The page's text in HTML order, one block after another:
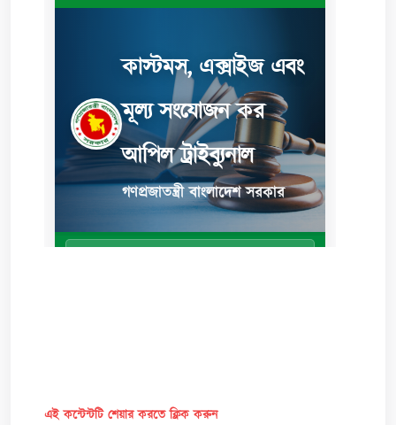
এই কন্টেন্টটি শেয়ার করতে ক্লিক করুন